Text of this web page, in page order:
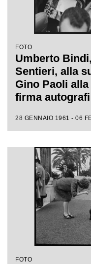
FOTO
Umberto
Sentieri, alla
Gino Paoli
firma
Sanremo
28 GENNAIO 1961 - 06
FOTO